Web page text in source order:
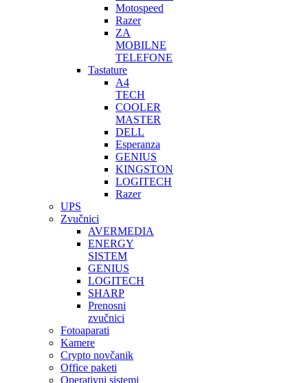
Motospeed
Razer
ZA
MOBILNE
TELEFONE
Tastature
A4
TECH
COOLER
MASTER
DELL
Esperanza
GENIUS
KINGSTON
LOGITECH
Razer
UPS
Zvučnici
AVERMEDIA
ENERGY
SISTEM
GENIUS
LOGITECH
SHARP
Prenosni
zvučnici
Fotoaparati
Kamere
Crypto novčanik
Office paketi
Operativni sistemi